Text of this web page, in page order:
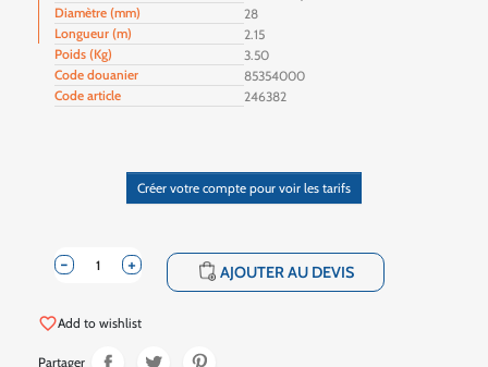
Diamètre (mm)
28
Longueur (m)
2.15
Poids (Kg)
3.50
Code douanier
85354000
Code article
246382
Créer votre compte pour voir les tarifs
+
- shopping_cart AJOUTER AU DEVIS
favorite_borderAdd to wishlist
Partager